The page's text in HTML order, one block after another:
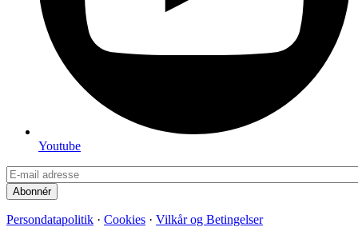
Youtube
Persondatapolitik · Cookies · Vilkår og Betingelser